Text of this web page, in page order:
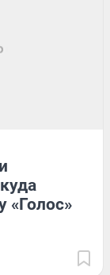
«Голос»